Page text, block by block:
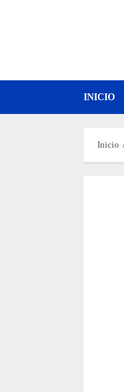
INICIO
Inicio